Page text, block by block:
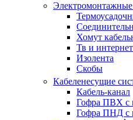
Электромонтажные
Хомут
Тв и
Изолента
Скобы
Кабеленесущие
Кабель-канал
Гофра ПВХ с
Гофра ПНД с